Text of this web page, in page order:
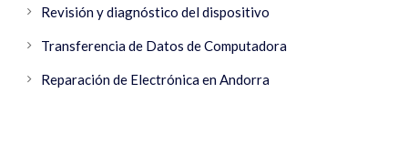
Revisión y diagnóstico del dispositivo
Transferencia de Datos de Computadora
Reparación de Electrónica en Andorra